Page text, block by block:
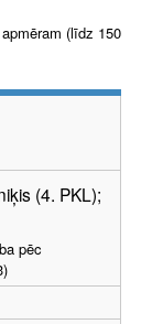
(līdz 150
(4. PKL);
pēc